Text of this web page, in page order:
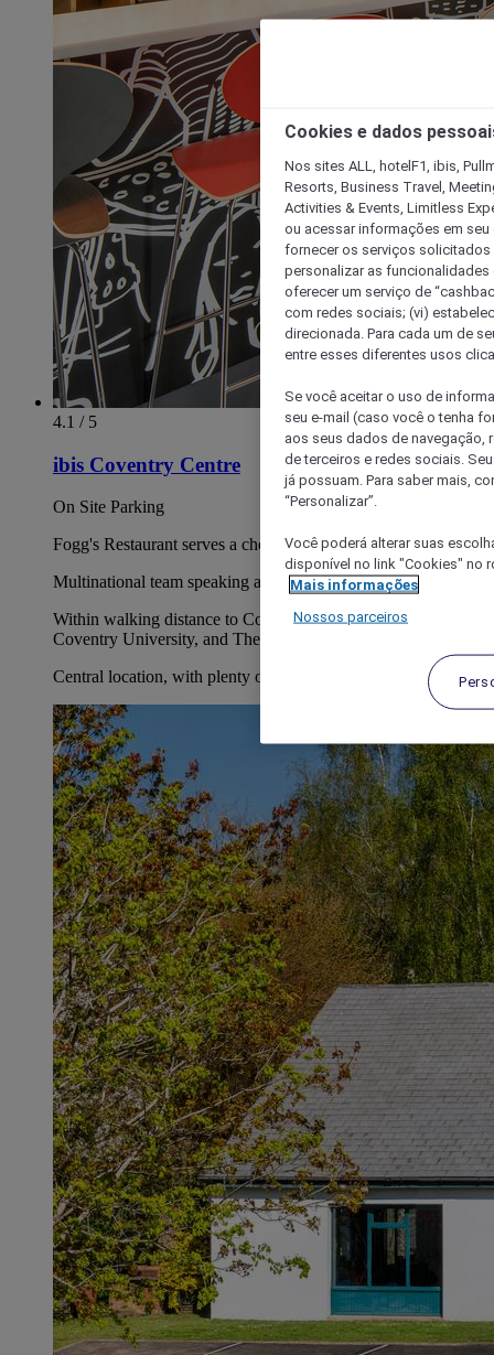
4.1 / 5
ibis Coventry Centre
On Site Parking
Fogg's Restaurant serves a choice of international cuisine
Multinational team speaking a multitude of languages
Within walking distance to Coventry's main shopping areas,
Coventry University, and The Wave.
Central location, with plenty of nearby transport links
Cookies e dados
Nos sites ALL, hotelF1, ibis,
Resorts, Business Travel,
Activities & Events, Limitless
ou acessar informações em
fornecer os serviços solicitados
personalizar as
oferecer um serviço de
com redes sociais; (vi)
direcionada. Para cada um de
entre esses diferentes usos
Se você aceitar o uso de
seu e-mail (caso você o tenha
aos seus dados de navegação,
de terceiros e redes sociais.
já possuam. Para saber mais,
“Personalizar”.
Você poderá alterar suas
disponível no link "Cookies" no
Mais informações
Nossos parceiros